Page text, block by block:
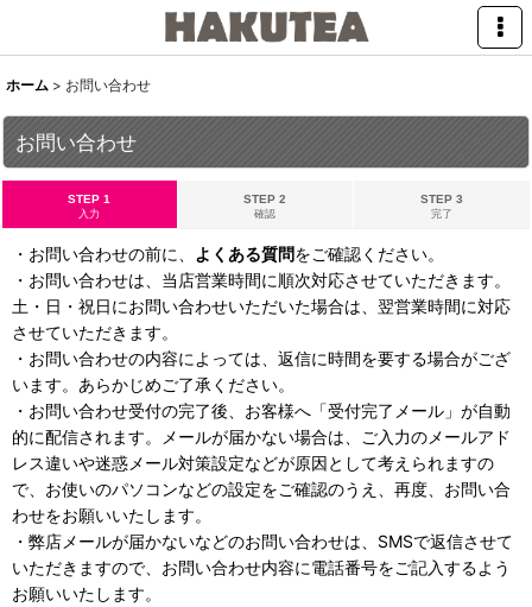
ホーム > お問い合わせ
お問い合わせ
STEP 1
入力
STEP 2
確認
STEP 3
完了
・お問い合わせの前に、 よくある質問をご確認ください。
・お問い合わせは、当店営業時間に順次対応させていただきます。
土・日・祝日にお問い合わせいただいた場合は、翌営業時間に対応
させていただきます。
・お問い合わせの内容によっては、返信に時間を要する場合がござ
います。あらかじめご了承ください。
・お問い合わせ受付の完了後、お客様へ「受付完了メール」が自動
的に配信されます。メールが届かない場合は、ご入力のメールアド
レス違いや迷惑メール対策設定などが原因として考えられますの
で、お使いのパソコンなどの設定をご確認のうえ、再度、お問い合
わせをお願いいたします。
・弊店メールが届かないなどのお問い合わせは、SMSで返信させて
いただきますので、お問い合わせ内容に電話番号をご記入するよう
お願いいたします。